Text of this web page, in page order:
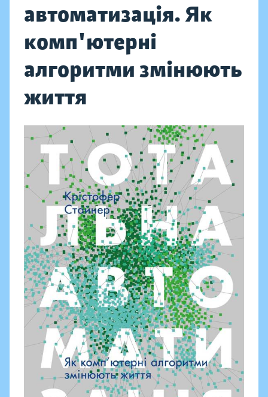
автоматизація. Як
комп'ютерні
алгоритми змінюють
життя